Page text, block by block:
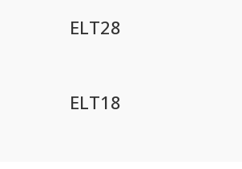
ELT28
ELT18